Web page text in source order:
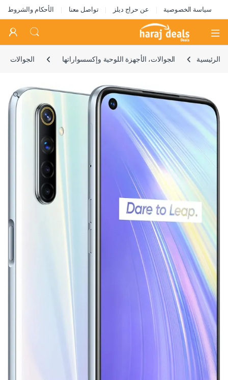
سياسة الخصوصية عن حراج ديلز تواصل معنا الأحكام والشروط
Open
الرئيسية الجوالات، الأجهزة اللوحية وإكسسواراتها الجوالات
🔍